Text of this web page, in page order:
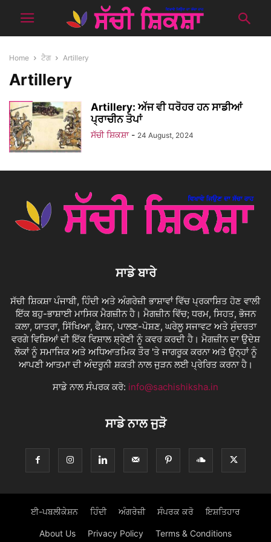
Home ਟੈਗ Artillery
Artillery
Artillery: ਅੱਜ ਵੀ ਧਰੋਹਰ ਹਨ ਸਾਡੀਆਂ
ਪ੍ਰਾਚੀਨ ਤੋਪਾਂ
ਸੱਚੀ ਸ਼ਿਕਸ਼ਾ - 24 August, 2024
ਸਾਡੇ ਬਾਰੇ
ਸੱਚੀ ਸ਼ਿਕਸ਼ਾ ਪੰਜਾਬੀ, ਹਿੰਦੀ ਅਤੇ ਅੰਗਰੇਜ਼ੀ ਭਾਸ਼ਾਵਾਂ ਵਿੱਚ ਪ੍ਰਕਾਸ਼ਿਤ ਹੋਣ ਵਾਲੀ
ਇੱਕ ਬਹੁ-ਭਾਸ਼ਾਈ ਮਾਸਿਕ ਮੈਗਜ਼ੀਨ ਹੈ। ਮੈਗਜ਼ੀਨ ਵਿੱਚ; ਧਰਮ, ਸਿਹਤ, ਭੋਜਨ
ਕਲਾ, ਯਾਤਰਾ, ਸਿੱਖਿਆ, ਫੈਸ਼ਨ, ਪਾਲਣ-ਪੋਸ਼ਣ, ਘਰੇਲੂ ਸਜਾਵਟ ਅਤੇ ਸੁੰਦਰਤਾ
ਵਰਗੇ ਵਿਸ਼ਿਆਂ ਦੀ ਇੱਕ ਵਿਸ਼ਾਲ ਸ਼੍ਰੇਣੀ ਨੂੰ ਕਵਰ ਕਰਦੀ ਹੈ। ਮੈਗਜ਼ੀਨ ਦਾ ਉਦੇਸ਼
ਲੋਕਾਂ ਨੂੰ ਸਮਾਜਿਕ ਅਤੇ ਅਧਿਆਤਮਿਕ ਤੌਰ 'ਤੇ ਜਾਗਰੂਕ ਕਰਨਾ ਅਤੇ ਉਨ੍ਹਾਂ ਨੂੰ
ਆਪਣੀ ਆਤਮਾ ਦੀ ਅੰਦਰੂਨੀ ਸ਼ਕਤੀ ਨਾਲ ਜੁੜਨ ਲਈ ਪ੍ਰੇਰਿਤ ਕਰਨਾ ਹੈ।
ਸਾਡੇ ਨਾਲ ਸੰਪਰਕ ਕਰੋ: info@sachishiksha.in
ਸਾਡੇ ਨਾਲ ਜੁੜੋ
ਈ-ਪਬਲੀਕੇਸ਼ਨ ਹਿੰਦੀ ਅੰਗਰੇਜ਼ੀ ਸੰਪਰਕ ਕਰੋ ਇਸ਼ਤਿਹਾਰ
About Us Privacy Policy Terms & Conditions